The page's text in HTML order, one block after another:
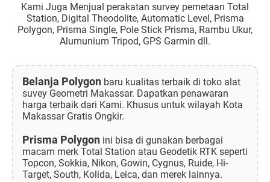
Kami Juga Menjual perakatan survey pemetaan Total
Station, Digital Theodolite, Automatic Level, Prisma
Polygon, Prisma Single, Pole Stick Prisma, Rambu Ukur,
Alumunium Tripod, GPS Garmin dll.
Belanja Polygon baru kualitas terbaik di toko alat
suvey Geometri Makassar. Dapatkan penawaran
harga terbaik dari Kami. Khusus untuk wilayah Kota
Makassar Gratis Ongkir.
Prisma Polygon ini bisa di gunakan berbagai
macam merk Total Station atau Geodetik RTK seperti
Topcon, Sokkia, Nikon, Gowin, Cygnus, Ruide, Hi-
Target, South, Kolida, Leica, dan merek lainnya.